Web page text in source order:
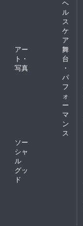
ヘ
ル
ス
ケ
ア
アー
ト・
写真
舞
台
・
パ
フ
ォ
ー
マ
ン
ス
ソー
シャ
ル
グッ
ド